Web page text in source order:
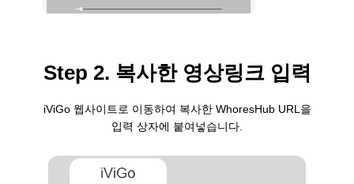
Step 2. 복사한 영상링크 입력
iViGo 웹사이트로 이동하여 복사한 WhoresHub URL을
입력 상자에 붙여넣습니다.